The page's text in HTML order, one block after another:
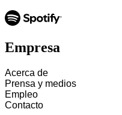
Empresa
Acerca de
Prensa y medios
Empleo
Contacto